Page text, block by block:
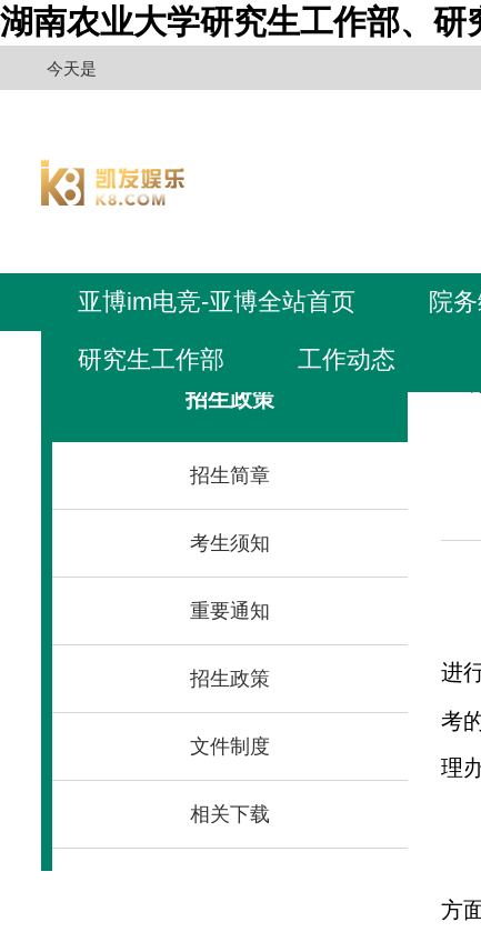
湖南农业大学研究生工作部、
今天是
亚博im电竞-亚博全站首页 院
研究生工作部 工作动态
招生政策
招生简章
考生须知
重要通知
招生政策
文件制度
相关下载
进
考
理
方